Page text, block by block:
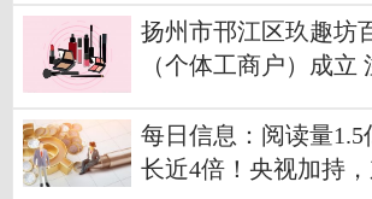
扬州市邗江区玖趣坊
（个体工商户）成立
每日信息：阅读量1.5
长近4倍！央视加持